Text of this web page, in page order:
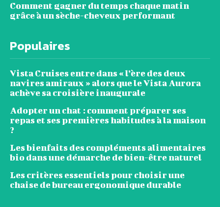
Comment gagner du temps chaque matin
grâce à un sèche-cheveux performant
Populaires
Vista Cruises entre dans « l’ère des deux
navires amiraux » alors que le Vista Aurora
achève sa croisière inaugurale
Adopter un chat : comment préparer ses
repas et ses premières habitudes à la maison
?
Les bienfaits des compléments alimentaires
bio dans une démarche de bien-être naturel
Les critères essentiels pour choisir une
chaise de bureau ergonomique durable